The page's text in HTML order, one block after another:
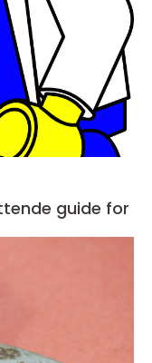
guide for